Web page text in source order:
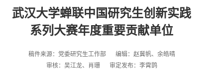
武汉大学蝉联中国研究生创新实践
系列大赛年度重要贡献单位
稿件来源：党委研究生工作部
编辑：赵冀帆、余皓晴
审核：吴江龙、肖珊
审定发布：李霄鹍